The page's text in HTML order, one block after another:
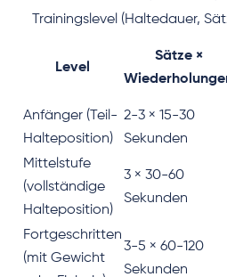
Trainingslevel (Haltedauer,
Level
Sätze ×
Anfänger (Teil-
Halteposition)
2-3 × 15-30
Sekunden
Mittelstufe
(vollständige
Halteposition)
3 × 30-60
Sekunden
Fortgeschritten
(mit Gewicht
3-5 × 60-120
Sekunden